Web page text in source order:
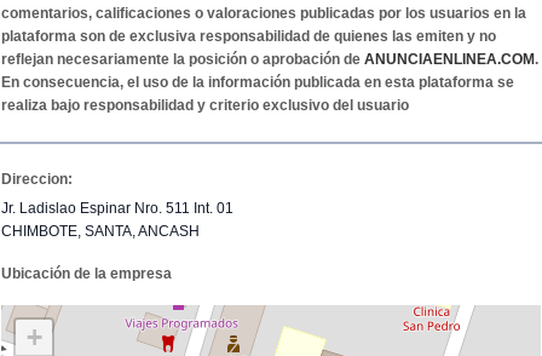
comentarios, calificaciones o valoraciones publicadas por los usuarios en la
plataforma son de exclusiva responsabilidad de quienes las emiten y no
reflejan necesariamente la posición o aprobación de ANUNCIAENLINEA.COM.
En consecuencia, el uso de la información publicada en esta plataforma se
realiza bajo responsabilidad y criterio exclusivo del usuario
Direccion:
Jr. Ladislao Espinar Nro. 511 Int. 01
CHIMBOTE, SANTA, ANCASH
Ubicación de la empresa
+